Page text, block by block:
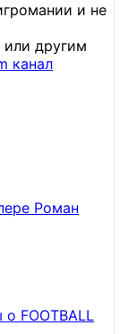
и не
другим
канал
Роман
FOOTBALL